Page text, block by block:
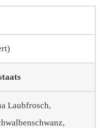
Laubfrosch,